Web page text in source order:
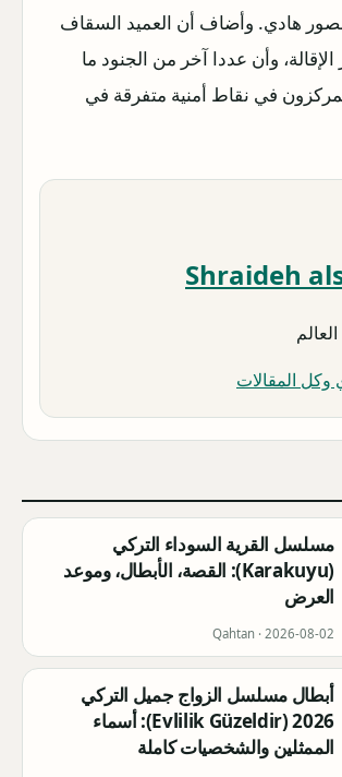
هادي. وأضاف أن العميد السقاف
وأن عددا آخر من الجنود ما
في نقاط أمنية متفرقة في
Shraideh
وكل المقالات
مسلسل القرية السوداء التركي
(Karakuyu): القصة، الأبطال، وموعد
العرض
Qahtan · 2026-08-02
أبطال مسلسل الزواج جميل التركي
2026 (Evlilik Güzeldir): أسماء
الممثلين والشخصيات كاملة